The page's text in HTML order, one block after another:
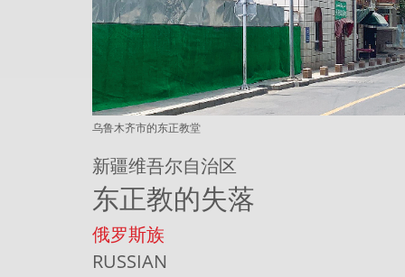
乌鲁木齐市的东正教堂
新疆维吾尔自治区
东正教的失落
俄罗斯族
RUSSIAN